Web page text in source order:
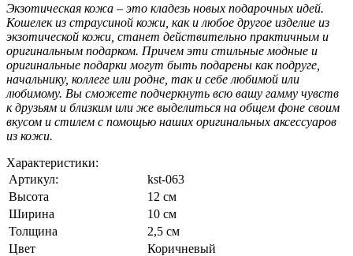
Экзотическая кожа – это кладезь новых подарочных идей.
Кошелек из страусиной кожи, как и любое другое изделие из
экзотической кожи, станет действительно практичным и
оригинальным подарком. Причем эти стильные модные и
оригинальные подарки могут быть подарены как подруге,
начальнику, коллеге или родне, так и себе любимой или
любимому. Вы сможете подчеркнуть всю вашу гамму чувств
к друзьям и близким или же выделиться на общем фоне своим
вкусом и стилем с помощью наших оригинальных аксессуаров
из кожи.
Характеристики:
Артикул:
kst-063
Высота
12 см
Ширина
10 см
Толщина
2,5 см
Цвет
Коричневый